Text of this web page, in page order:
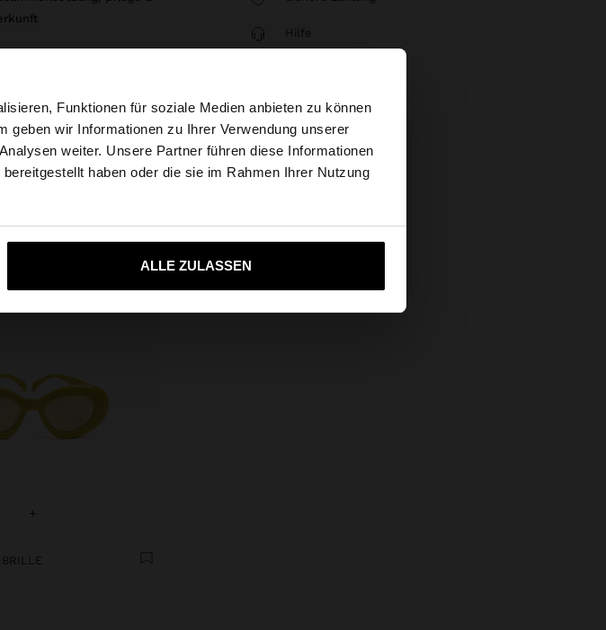
Funktionen für soziale Medien anbieten zu können
geben wir Informationen zu Ihrer Verwendung unserer
weiter. Unsere Partner führen diese Informationen
haben oder die sie im Rahmen Ihrer Nutzung
ALLE ZULASSEN
×
Sie unsere United States Website
Ja, bringen Sie mich zu United States
Hilfe
+